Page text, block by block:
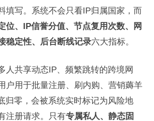
填写。系统不会只看IP归属国家，而
位、IP信誉分值、节点复用次数、网
稳定性、后台断线记录六大指标。
人共享动态IP、频繁跳转的跨境网
户用于批量注册、刷内购、营销薅羊
归零，会被系统实时标记为风险地
注册请求。只有专属私人、静态固